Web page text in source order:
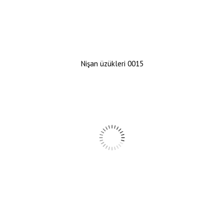
Nişan üzükleri 0015